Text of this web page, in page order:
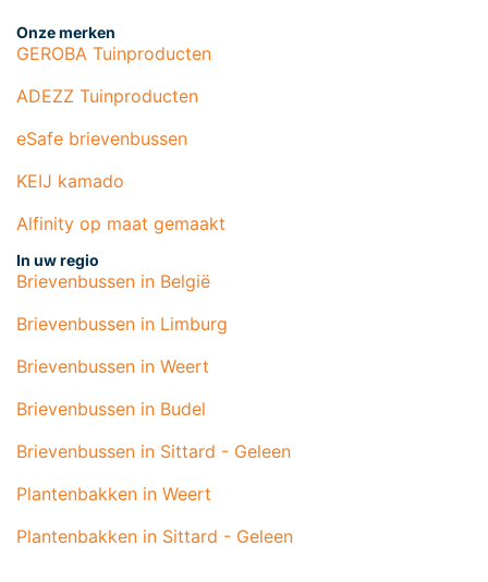
Onze merken
GEROBA Tuinproducten
ADEZZ Tuinproducten
eSafe brievenbussen
KEIJ kamado
Alfinity op maat gemaakt
In uw regio
Brievenbussen in België
Brievenbussen in Limburg
Brievenbussen in Weert
Brievenbussen in Budel
Brievenbussen in Sittard - Geleen
Plantenbakken in Weert
Plantenbakken in Sittard - Geleen